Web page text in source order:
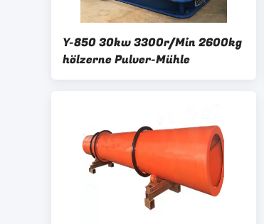
Y-850 30kw 3300r/Min 2600kg
hölzerne Pulver-Mühle